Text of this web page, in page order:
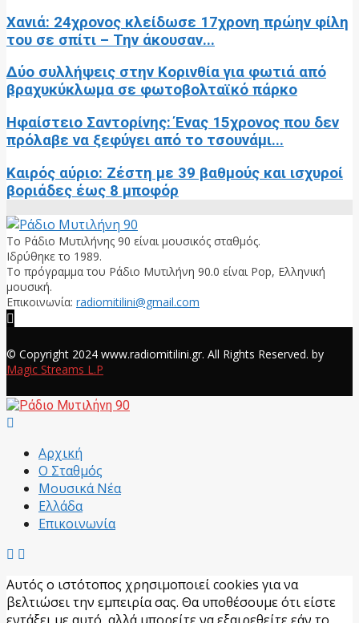
Χανιά: 24χρονος κλείδωσε 17χρονη πρώην φίλη
του σε σπίτι – Την άκουσαν...
Δύο συλλήψεις στην Κορινθία για φωτιά από
βραχυκύκλωμα σε φωτοβολταϊκό πάρκο
Ηφαίστειο Σαντορίνης: Ένας 15χρονος που δεν
πρόλαβε να ξεφύγει από το τσουνάμι...
Καιρός αύριο: Ζέστη με 39 βαθμούς και ισχυροί
βοριάδες έως 8 μποφόρ
Το Ράδιο Μυτιλήνης 90 είναι μουσικός σταθμός.
Ιδρύθηκε το 1989.
Το πρόγραμμα του Ράδιο Μυτιλήνη 90.0 είναι Pop, Ελληνική
μουσική.
Επικοινωνία: radiomitilini@gmail.com
© Copyright 2024 www.radiomitilini.gr. All Rights Reserved. by
Magic Streams L.P
Αρχική
Ο Σταθμός
Μουσικά Νέα
Ελλάδα
Επικοινωνία
Αυτός ο ιστότοπος χρησιμοποιεί cookies για να
βελτιώσει την εμπειρία σας. Θα υποθέσουμε ότι είστε